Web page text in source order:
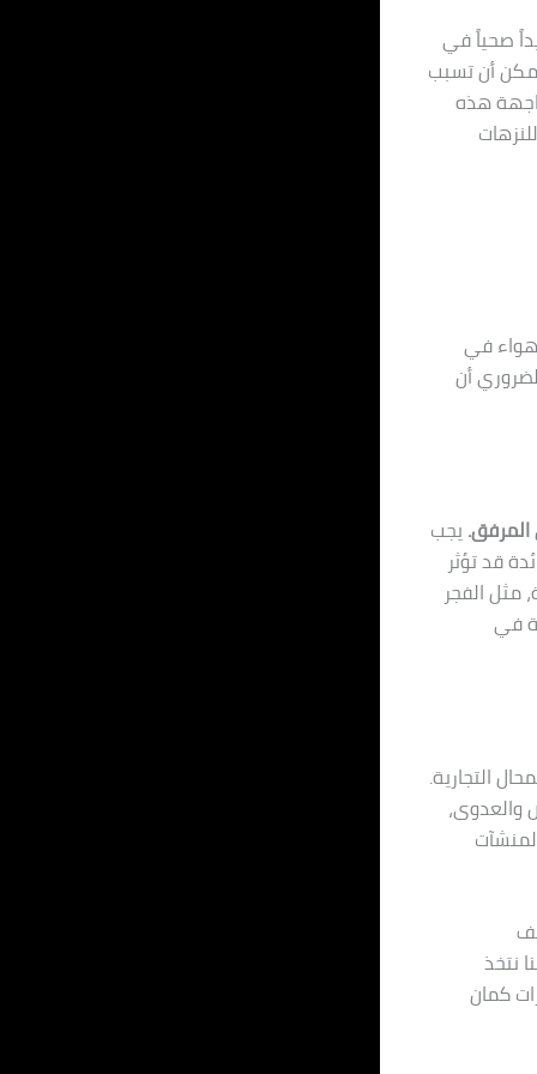
صحياً في
يمكن أن تسبب
هذه
في
أن
المرفق.يجب
قد تؤثر
مثل الفجر
في
التجارية.
والعدوى،
نتخذ
كمان